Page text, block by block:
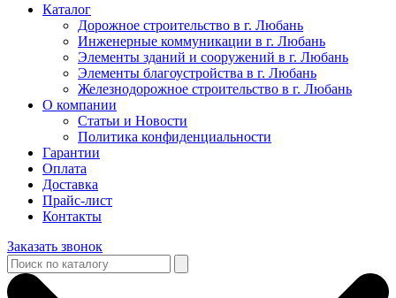
Каталог
Дорожное строительство в г. Любань
Инженерные коммуникации в г. Любань
Элементы зданий и сооружений в г. Любань
Элементы благоустройства в г. Любань
Железнодорожное строительство в г. Любань
О компании
Статьи и Новости
Политика конфиденциальности
Гарантии
Оплата
Доставка
Прайс-лист
Контакты
Заказать звонок